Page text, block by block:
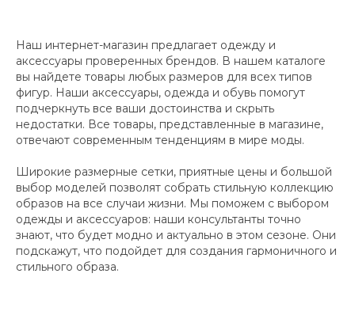
Наш интернет-магазин предлагает одежду и
аксессуары проверенных брендов. В нашем каталоге
вы найдете товары любых размеров для всех типов
фигур. Наши аксессуары, одежда и обувь помогут
подчеркнуть все ваши достоинства и скрыть
недостатки. Все товары, представленные в магазине,
отвечают современным тенденциям в мире моды.
Широкие размерные сетки, приятные цены и большой
выбор моделей позволят собрать стильную коллекцию
образов на все случаи жизни. Мы поможем с выбором
одежды и аксессуаров: наши консультанты точно
знают, что будет модно и актуально в этом сезоне. Они
подскажут, что подойдет для создания гармоничного и
стильного образа.